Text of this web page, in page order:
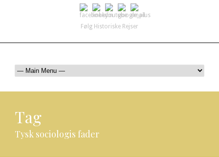
Følg Historiske Rejser
Tag
Tysk sociologis fader